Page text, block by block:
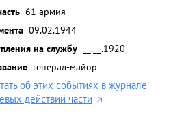
61 армия
09.02.1944
на службу
__.__.1920
генерал-майор
об этих событиях в журнале
действий части